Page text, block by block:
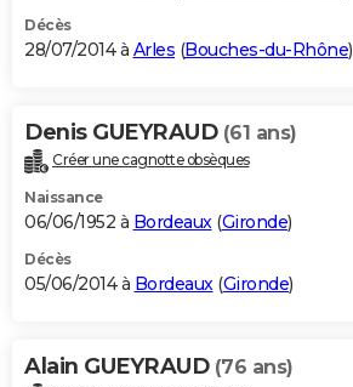
Décès
28/07/2014 à Arles (Bouches-du-Rhône)
Denis GUEYRAUD (61 ans)
Créer une cagnotte obsèques
Naissance
06/06/1952 à Bordeaux(Gironde)
Décès
05/06/2014 à Bordeaux(Gironde)
Alain GUEYRAUD (76 ans)